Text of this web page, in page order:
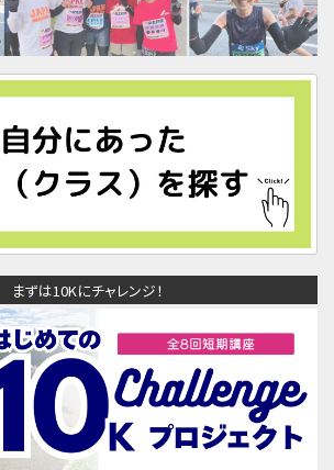
まずは10Kにチャレンジ！